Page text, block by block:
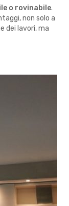
o rovinabile.
non solo a
dei lavori, ma